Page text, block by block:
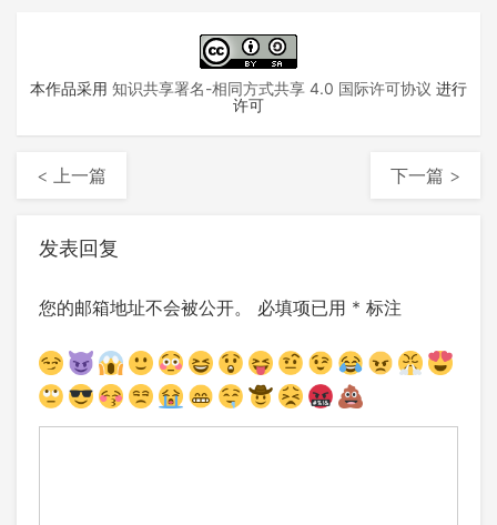
本作品采用 知识共享署名-相同方式共享 4.0 国际许可协议 进行
许可
< 上一篇 下一篇 >
发表回复
您的邮箱地址不会被公开。 必填项已用 * 标注